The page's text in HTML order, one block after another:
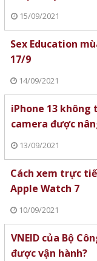
15/09/2021
Sex Education
17/9
14/09/2021
iPhone 13 không
camera được
13/09/2021
Cách xem trực
Apple Watch 7
10/09/2021
VNEID của Bộ
được vận hành?